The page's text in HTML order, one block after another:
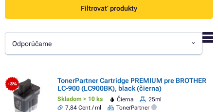
Filtrovať produkty
Odporúčame
- 3%
TonerPartner Cartridge PREMIUM pre BROTHER
LC-900 (LC900BK), black (čierna)
Skladom > 10 ks Čierna
25ml
7,84 Cent / ml
TonerPartner